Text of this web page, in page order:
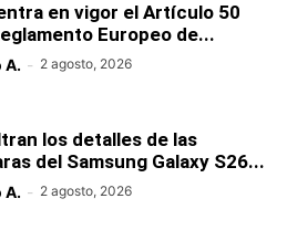
en vigor el Artículo 50
Europeo de...
A. - 2 agosto, 2026
los detalles de las
del Samsung Galaxy S26...
A. - 2 agosto, 2026